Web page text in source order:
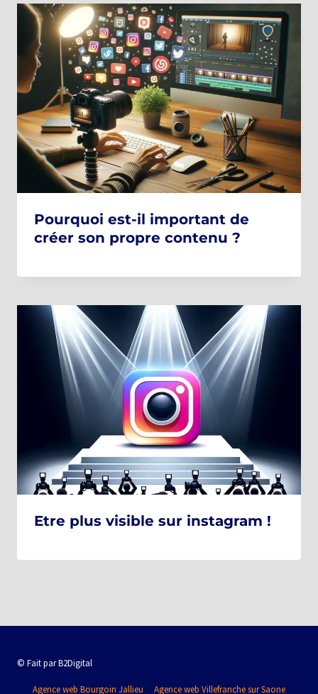
Pourquoi est-il important de
créer son propre contenu ?
Etre plus visible sur instagram !
© Fait par B2Digital
Agence web Bourgoin Jallieu Agence web Villefranche sur Saone